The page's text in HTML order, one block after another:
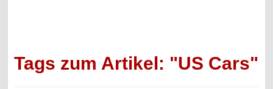
Tags zum Artikel: "US Cars"